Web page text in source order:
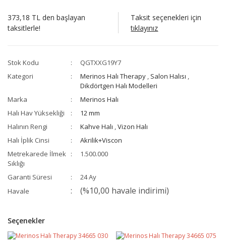
373,18 TL den başlayan
taksitlerle!
Taksit seçenekleri için
tıklayınız
Stok Kodu
QGTXXG19Y7
Kategori
Merinos Halı Therapy , Salon Halısı ,
Dikdörtgen Halı Modelleri
Marka
Merinos Halı
Halı Hav Yüksekliği
12 mm
Halının Rengi
Kahve Halı ,Vizon Halı
Halı İplik Cinsi
Akrilik+Viscon
Metrekarede İlmek
Sıklığı
1.500.000
Garanti Süresi
24 Ay
Havale
(%10,00 havale indirimi)
Seçenekler